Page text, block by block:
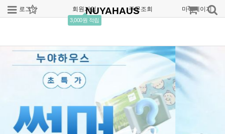
로그인 회원가입
3,000원 적립
주문조회 마이페이지
NUYAHAUS